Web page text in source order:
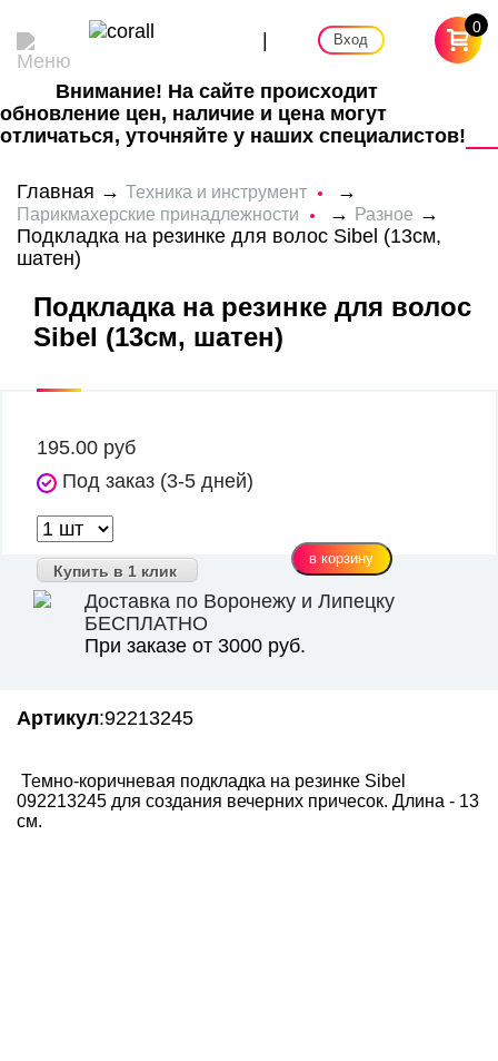
| Вход
0
Внимание! На сайте происходит
обновление цен, наличие и цена могут
отличаться, уточняйте у наших специалистов!
Главная → Техника и инструмент →
Парикмахерские принадлежности → Разное →
Подкладка на резинке для волос Sibel (13см,
шатен)
Подкладка на резинке для волос
Sibel (13см, шатен)
195.00 руб
Под заказ (3-5 дней)
Купить в 1 клик
Доставка по Воронежу и Липецку
БЕСПЛАТНО
При заказе от 3000 руб.
Артикул:92213245
Темно-коричневая подкладка на резинке Sibel
092213245 для создания вечерних причесок. Длина - 13
см.